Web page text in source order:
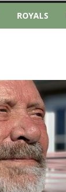
ROYALS